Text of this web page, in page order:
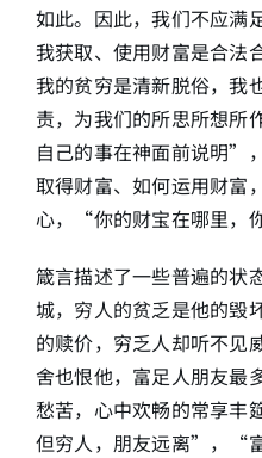
如此。因此，我们不应满
我获取、使用财富是合法
我的贫穷是清新脱俗，我
责，为我们的所思所想
自己的事在神面前说明”
取得财富、如何运用财富
心，“你的财宝在哪里，
箴言描述了一些普遍的状
城，穷人的贫乏是他的
的赎价，穷乏人却听不
舍也恨他，富足人朋友
愁苦，心中欢畅的常享丰
但穷人，朋友远离”，“